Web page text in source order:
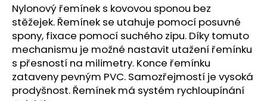
Nylonový řemínek s kovovou sponou bez
stěžejek. Řemínek se utahuje pomocí posuvné
spony, fixace pomocí suchého zipu. Díky tomuto
mechanismu je možné nastavit utažení řemínku
s přesností na milimetry. Konce řemínku
zataveny pevným PVC. Samozřejmostí je vysoká
prodyšnost. Řemínek má systém rychloupínání
D
o
p
o
r